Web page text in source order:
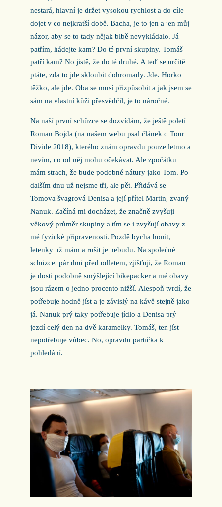
nestará, hlavní je držet vysokou rychlost a do cíle
dojet v co nejkratší době. Bacha, je to jen a jen můj
názor, aby se to tady nějak blbě nevykládalo. Já
patřím, hádejte kam? Do té první skupiny. Tomáš
patří kam? No jistě, že do té druhé. A teď se určitě
ptáte, zda to jde skloubit dohromady. Jde. Horko
těžko, ale jde. Oba se musí přizpůsobit a jak jsem se
sám na vlastní kůži přesvědčil, je to náročné.
Na naší první schůzce se dozvídám, že ještě poletí
Roman Bojda (na našem webu psal článek o Tour
Divide 2018), kterého znám opravdu pouze letmo a
nevím, co od něj mohu očekávat. Ale zpočátku
mám strach, že bude podobné nátury jako Tom. Po
dalším dnu už nejsme tři, ale pět. Přidává se
Tomova švagrová Denisa a její přítel Martin, zvaný
Nanuk. Začíná mi docházet, že značně zvyšuji
věkový průměr skupiny a tím se i zvyšují obavy z
mé fyzické připravenosti. Pozdě bycha honit,
letenky už mám a rušit je nebudu. Na společné
schůzce, pár dnů před odletem, zjišťuji, že Roman
je dosti podobně smýšlející bikepacker a mé obavy
jsou rázem o jedno procento nižší. Alespoň tvrdí, že
potřebuje hodně jíst a je závislý na kávě stejně jako
já. Nanuk prý taky potřebuje jídlo a Denisa prý
jezdí celý den na dvě karamelky. Tomáš, ten jíst
nepotřebuje vůbec. No, opravdu partička k
pohledání.